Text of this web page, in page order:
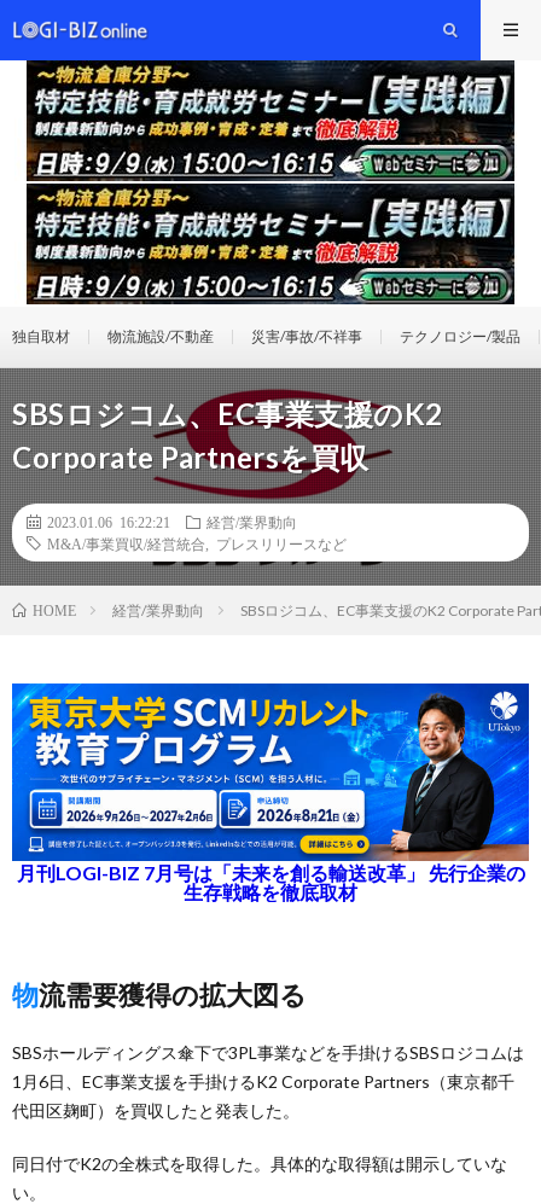
独自取材 物流施設/不動産 災害/事故/不祥事 テクノロジー/製品
SBSロジコム、EC事業支援のK2
Corporate Partnersを買収
2023.01.06 16:22:21
経営/業界動向
M&A/事業買収/経営統合
プレスリリースなど
HOME 経営/業界動向 SBSロジコム、EC事業支援のK2 Corporate
月刊LOGI-BIZ 7月号は「未来を創る輸送改革」 先行企業の
生存戦略を徹底取材
物流需要獲得の拡大図る
SBSホールディングス傘下で3PL事業などを手掛けるSBSロジコムは
1月6日、EC事業支援を手掛けるK2 Corporate Partners（東京都千
代田区麹町）を買収したと発表した。
同日付でK2の全株式を取得した。具体的な取得額は開示していな
い。